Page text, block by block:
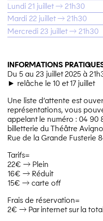
Lundi 21 juillet → 21h30
Mardi 22 juillet → 21h30
Mercredi 23 juillet → 21h30
INFORMATIONS
Du 5 au 23 juillet 2025 à
► relâche le 10 et 17 juillet
Une liste d’attente est
représentations, vous
appelant le numéro : 04 90
billetterie du Théâtre
Rue de la Grande Fusterie
Tarifs=
22€ → Plein
16€ → Réduit
15€ → carte off
Frais de réservation=
2€ → Par internet sur la